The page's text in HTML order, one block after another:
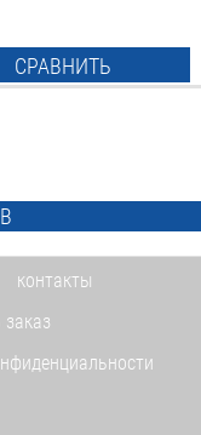
СРАВНИТЬ
целлюлозное
контакты
заказ